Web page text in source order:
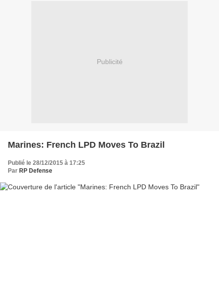
Publicité
Marines: French LPD Moves To Brazil
Publié le 28/12/2015 à 17:25
Par RP Defense